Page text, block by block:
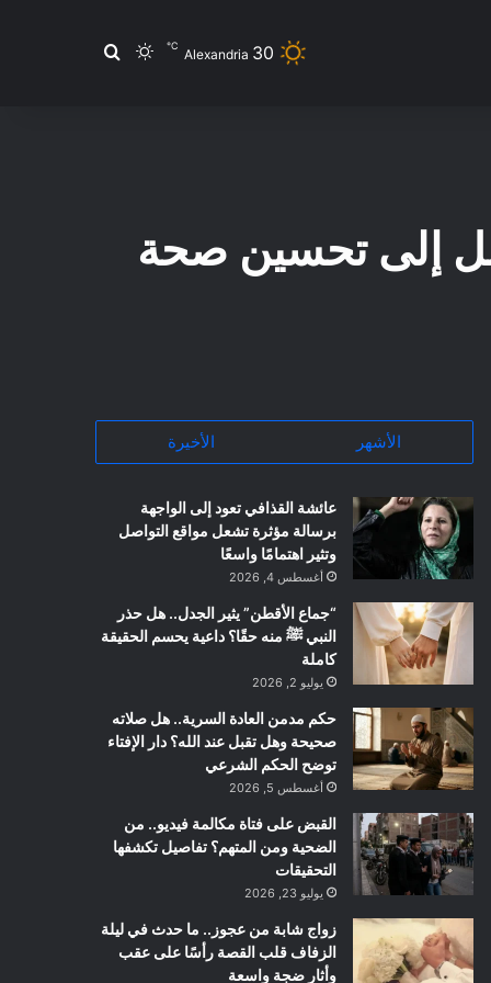
Alexandria 30
℃ الوضع المظلم
إلى تحسين صحة
الأشهر الأخيرة
عائشة القذافي تعود إلى الواجهة
برسالة مؤثرة تشعل مواقع التواصل
وتثير اهتمامًا واسعًا
أغسطس 4, 2026
“جماع الأقطن” يثير الجدل.. هل حذر
النبي ﷺ منه حقًا؟ داعية يحسم الحقيقة
كاملة
يوليو 2, 2026
حكم مدمن العادة السرية.. هل صلاته
صحيحة وهل تقبل عند الله؟ دار الإفتاء
توضح الحكم الشرعي
أغسطس 5, 2026
القبض على فتاة مكالمة فيديو.. من
الضحية ومن المتهم؟ تفاصيل تكشفها
التحقيقات
يوليو 23, 2026
زواج شابة من عجوز.. ما حدث في ليلة
الزفاف قلب القصة رأسًا على عقب
وأثار ضجة واسعة